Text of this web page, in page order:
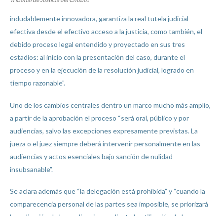
indudablemente innovadora, garantiza la real tutela judicial
efectiva desde el efectivo acceso a la justicia, como también, el
debido proceso legal entendido y proyectado en sus tres
estadíos: al inicio con la presentación del caso, durante el
proceso y en la ejecución de la resolución judicial, logrado en
tiempo razonable”.
Uno de los cambios centrales dentro un marco mucho más amplio,
a partir de la aprobación el proceso “será oral, público y por
audiencias, salvo las excepciones expresamente previstas. La
jueza o el juez siempre deberá intervenir personalmente en las
audiencias y actos esenciales bajo sanción de nulidad
insubsanable”.
Se aclara además que “la delegación está prohibida” y “cuando la
comparecencia personal de las partes sea imposible, se priorizará